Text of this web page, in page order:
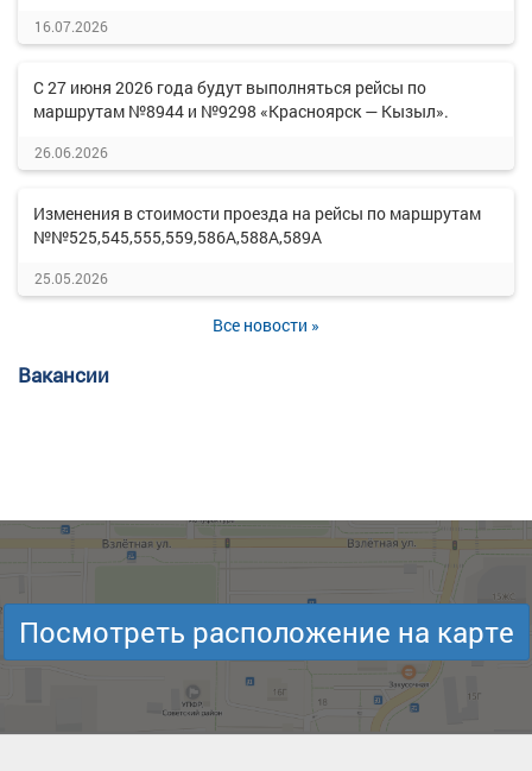
16.07.2026
С 27 июня 2026 года будут выполняться рейсы по
маршрутам №8944 и №9298 «Красноярск — Кызыл».
26.06.2026
Изменения в стоимости проезда на рейсы по маршрутам
№№525,545,555,559,586А,588А,589А
25.05.2026
Все новости »
Вакансии
Посмотреть расположение на карте